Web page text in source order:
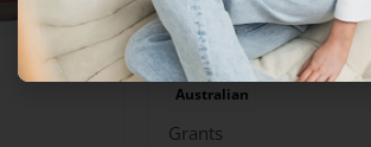
Australian
Grants